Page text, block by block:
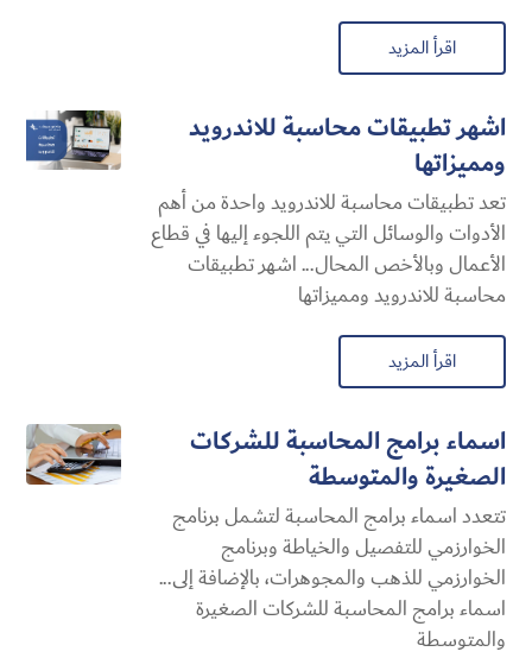
اقرأ المزيد
اشهر تطبيقات محاسبة للاندرويد
ومميزاتها
تعد تطبيقات محاسبة للاندرويد واحدة من أهم
الأدوات والوسائل التي يتم اللجوء إليها في قطاع
الأعمال وبالأخص المحال... اشهر تطبيقات
محاسبة للاندرويد ومميزاتها
اقرأ المزيد
اسماء برامج المحاسبة للشركات
الصغيرة والمتوسطة
تتعدد اسماء برامج المحاسبة لتشمل برنامج
الخوارزمي للتفصيل والخياطة وبرنامج
الخوارزمي للذهب والمجوهرات، بالإضافة إلى...
اسماء برامج المحاسبة للشركات الصغيرة
والمتوسطة